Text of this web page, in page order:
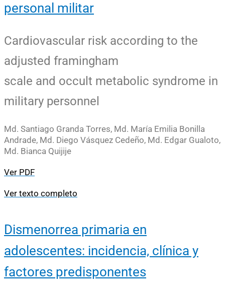
personal militar
Cardiovascular risk according to the
adjusted framingham
scale and occult metabolic syndrome in
military personnel
Md. Santiago Granda Torres, Md. María Emilia Bonilla
Andrade, Md. Diego Vásquez Cedeño, Md. Edgar Gualoto,
Md. Bianca Quijije
Ver PDF
Ver texto completo
Dismenorrea primaria en
adolescentes: incidencia, clínica y
factores predisponentes